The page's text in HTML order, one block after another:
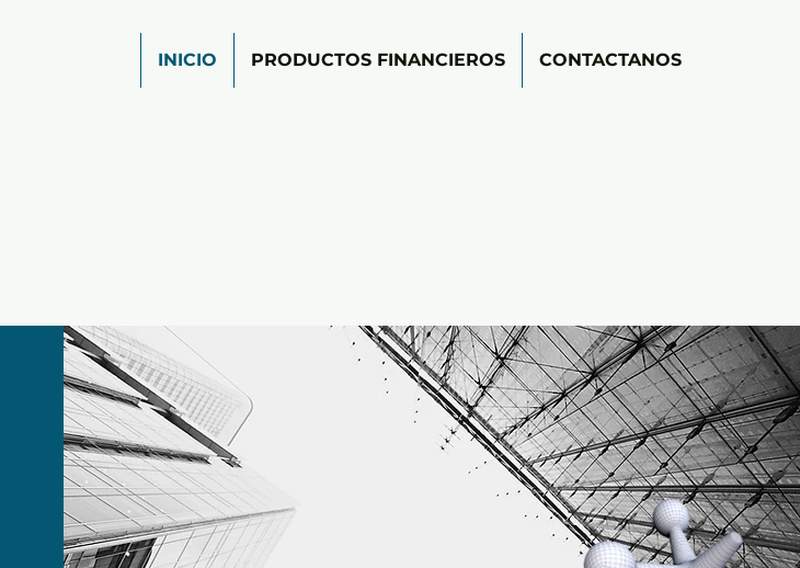
INICIO PRODUCTOS FINANCIEROS CONTACTANOS